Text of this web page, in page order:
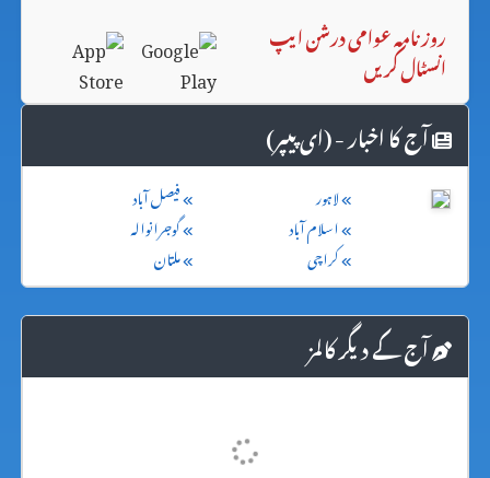
روزنامہ عوامی درشن ایپ
انسٹال کریں
آج کا اخبار - (ای پیپر)
لاہور
فیصل آباد
اسلام آباد
گوجرانوالہ
کراچی
ملتان
آج کے دیگر کالمز